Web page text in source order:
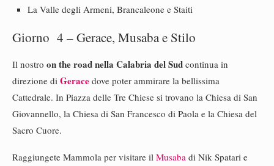
La Valle degli Armeni, Brancaleone e Staiti
Giorno 4 – Gerace, Musaba e Stilo
Il nostro on the road nella Calabria del Sud continua in
direzione di Gerace dove poter ammirare la bellissima
Cattedrale. In Piazza delle Tre Chiese si trovano la Chiesa di San
Giovannello, la Chiesa di San Francesco di Paola e la Chiesa del
Sacro Cuore.
Raggiungete Mammola per visitare il Musaba di Nik Spatari e